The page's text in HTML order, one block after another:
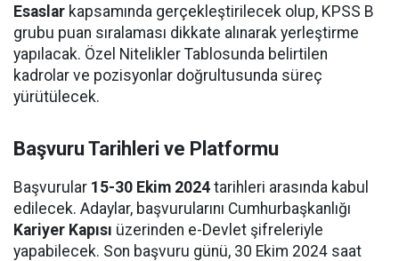
Esaslar kapsamında gerçekleştirilecek olup, KPSS B
grubu puan sıralaması dikkate alınarak yerleştirme
yapılacak. Özel Nitelikler Tablosunda belirtilen
kadrolar ve pozisyonlar doğrultusunda süreç
yürütülecek.
Başvuru Tarihleri ve Platformu
Başvurular 15-30 Ekim 2024 tarihleri arasında kabul
edilecek. Adaylar, başvurularını Cumhurbaşkanlığı
Kariyer Kapısı üzerinden e-Devlet şifreleriyle
yapabilecek. Son başvuru günü, 30 Ekim 2024 saat